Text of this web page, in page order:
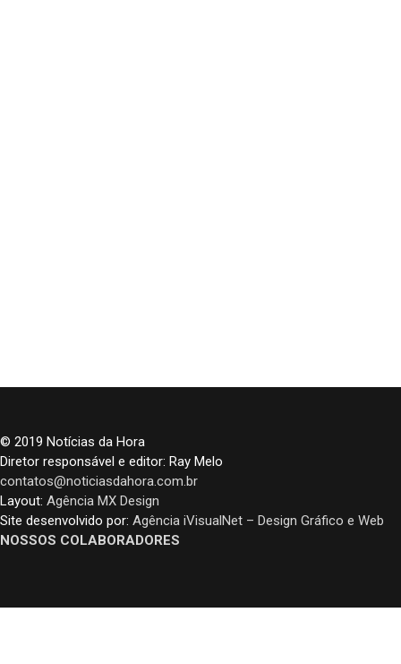
© 2019 Notícias da Hora
Diretor responsável e editor: Ray Melo
contatos@noticiasdahora.com.br
Layout: Agência MX Design
Site desenvolvido por: Agência iVisualNet – Design Gráfico e Web
NOSSOS COLABORADORES